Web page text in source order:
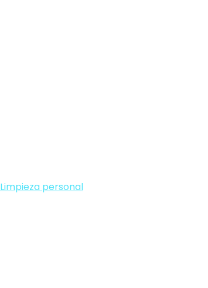
Limpieza personal